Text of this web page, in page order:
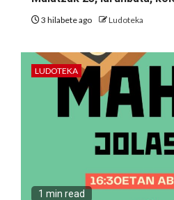
3 hilabete ago Ludoteka
LUDOTEKA
1 min read